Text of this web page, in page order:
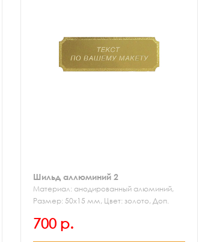
Шильд аллюминий 2
Материал: анодированный алюминий,
Размер: 50х15 мм, Цвет: золото, Доп.
механическая
700 р.